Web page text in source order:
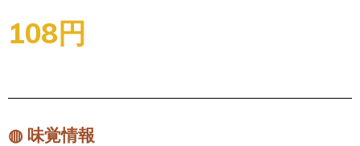
108円
◍ 味覚情報